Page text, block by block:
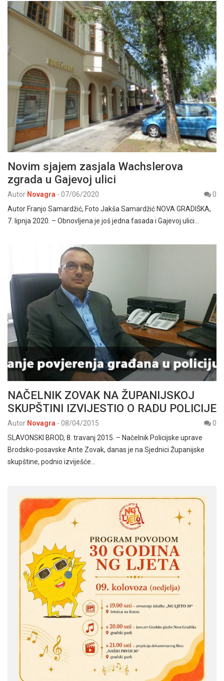
Novim sjajem zasjala Wachslerova
zgrada u Gajevoj ulici
Autor Novagra - 07/06/2020
0
Autor Franjo Samardžić, Foto Jakša Samardžić NOVA GRADIŠKA,
7. lipnja 2020. – Obnovljena je još jedna fasada i Gajevoj ulici…
NAČELNIK ZOVAK NA ŽUPANIJSKOJ
SKUPŠTINI IZVIJESTIO O RADU POLICIJE
Autor Novagra - 08/04/2015
0
SLAVONSKI BROD, 8. travanj 2015. – Načelnik Policijske uprave
Brodsko-posavske Ante Zovak, danas je na Sjednici Županijske
skupštine, podnio izviješće…